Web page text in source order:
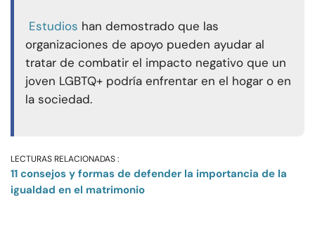
Estudios han demostrado que las
organizaciones de apoyo pueden ayudar al
tratar de combatir el impacto negativo que un
joven LGBTQ+ podría enfrentar en el hogar o en
la sociedad.
LECTURAS RELACIONADAS :
11 consejos y formas de defender la importancia de la
igualdad en el matrimonio